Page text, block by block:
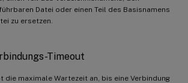
Datei oder einen Teil des Basisnamens
zu ersetzen.
Timeout
die maximale Wartezeit an, bis eine Verbindung